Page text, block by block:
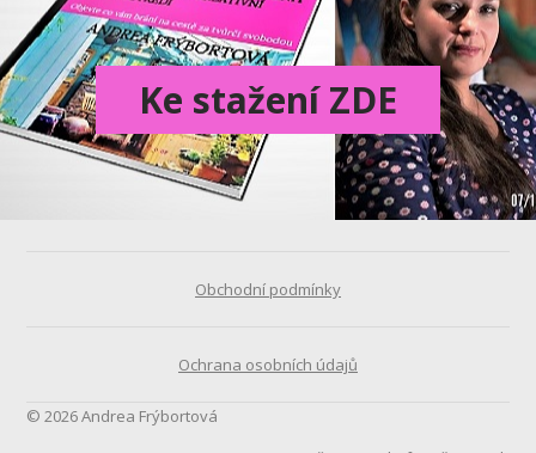
Ke stažení ZDE
Obchodní podmínky
Ochrana osobních údajů
© 2026 Andrea Frýbortová